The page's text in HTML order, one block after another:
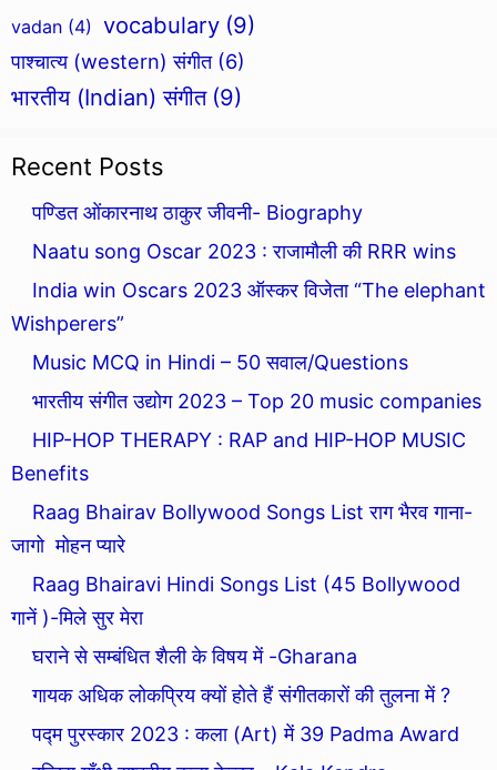
vadan (4) vocabulary (9)
पाश्चात्य (western) संगीत (6)
भारतीय (Indian) संगीत (9)
Recent Posts
पण्डित ओंकारनाथ ठाकुर जीवनी- Biography
Naatu song Oscar 2023 : राजामौली की RRR wins
India win Oscars 2023 ऑस्कर विजेता “The elephant
Wishperers”
Music MCQ in Hindi – 50 सवाल/Questions
भारतीय संगीत उद्योग 2023 – Top 20 music companies
HIP-HOP THERAPY : RAP and HIP-HOP MUSIC
Benefits
Raag Bhairav Bollywood Songs List राग भैरव गाना-
जागो मोहन प्यारे
Raag Bhairavi Hindi Songs List (45 Bollywood
गानें )-मिले सुर मेरा
घराने से सम्बंधित शैली के विषय में -Gharana
गायक अधिक लोकप्रिय क्यों होते हैं संगीतकारों की तुलना में ?
पद्म पुरस्कार 2023 : कला (Art) में 39 Padma Award